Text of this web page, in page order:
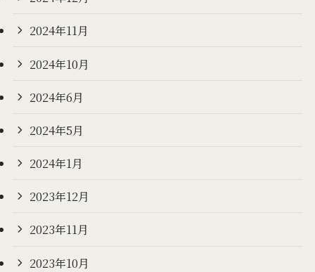
2024年11月
2024年10月
2024年6月
2024年5月
2024年1月
2023年12月
2023年11月
2023年10月